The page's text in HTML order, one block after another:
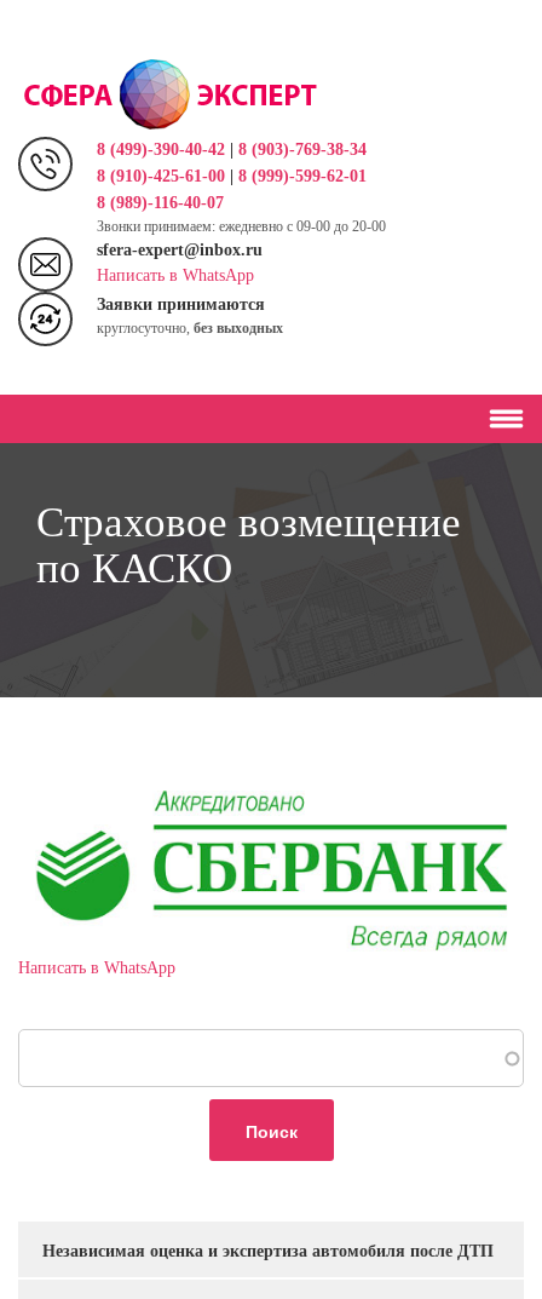
содержанию
8 (499)-390-40-42
8 (903)-769-38-34
8 (910)-425-61-00
8 (999)-599-62-01
8 (989)-116-40-07
Звонки принимаем: ежедневно с 09-00 до 20-00
sfera-expert@inbox.ru
Написать в WhatsApp
Заявки принимаются
круглосуточно, без выходных
Страховое возмещение
по КАСКО
Написать в WhatsApp
Услуги
Независимая оценка и экспертиза автомобиля после ДТП